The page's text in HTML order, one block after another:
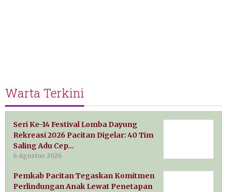
Warta Terkini
Seri Ke-14 Festival Lomba Dayung
Rekreasi 2026 Pacitan Digelar: 40 Tim
Saling Adu Cep…
6 Agustus 2026
Pemkab Pacitan Tegaskan Komitmen
Perlindungan Anak Lewat Penetapan